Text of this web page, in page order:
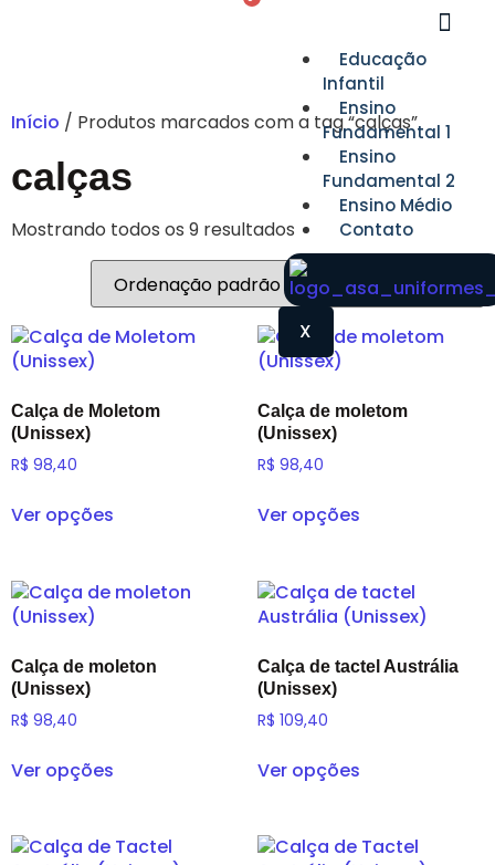
Educação
Infantil
Ensino
Fundamental 1
Ensino
Fundamental 2
Ensino Médio
Contato
X
Início / Produtos marcados com a tag “calças”
calças
Mostrando todos os 9 resultados
Calça de Moletom
(Unissex)
R$ 98,40
Ver opções
Calça de moletom
(Unissex)
R$ 98,40
Ver opções
Calça de moleton
(Unissex)
R$ 98,40
Ver opções
Calça de tactel Austrália
(Unissex)
R$ 109,40
Ver opções